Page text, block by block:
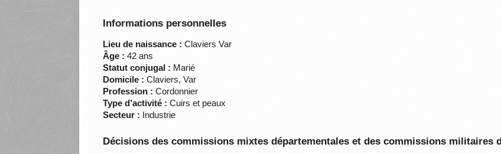
Informations personnelles
Lieu de naissance : Claviers Var
Âge : 42 ans
Statut conjugal : Marié
Domicile : Claviers, Var
Profession : Cordonnier
Type d’activité : Cuirs et peaux
Secteur : Industrie
Décisions des commissions mixtes départementales et des commissions militaires